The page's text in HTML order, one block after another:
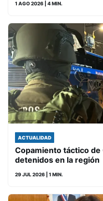
1 AGO 2026 | 4 MIN.
ACTUALIDAD
Copamiento táctico de
detenidos en la región
29 JUL 2026 | 1 MIN.